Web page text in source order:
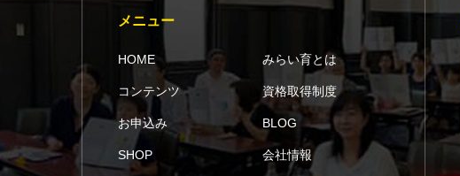
メニュー
HOME みらい育とは
コンテンツ 資格取得制度
お申込み BLOG
SHOP 会社情報